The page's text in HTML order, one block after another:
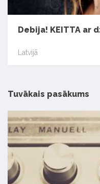
Debija! KEITTA ar
Latvijā
Tuvākais pasākums